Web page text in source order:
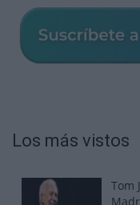
Los más vistos
Tom